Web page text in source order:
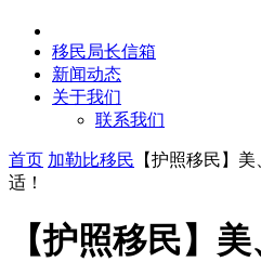
移民局长信箱
新闻动态
关于我们
联系我们
首页 加勒比移民 【护照移民】
适！
【护照移民】